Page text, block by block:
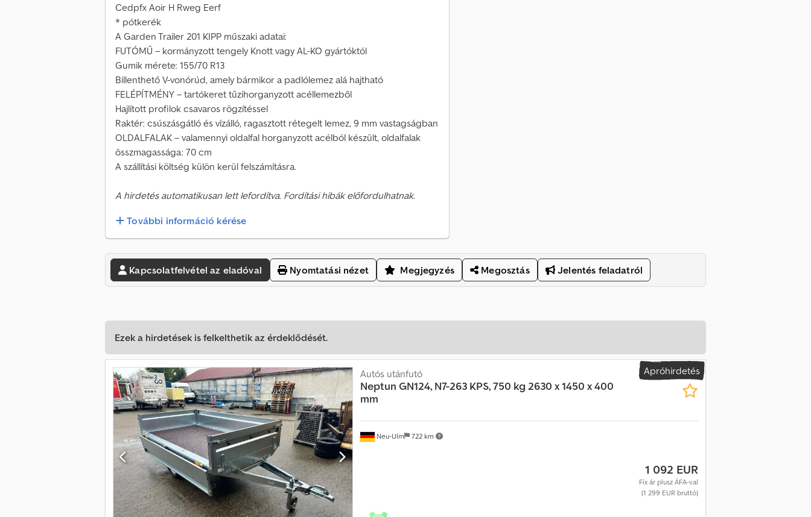
Cedpfx Aoir H Rweg Eerf
* pótkerék
A Garden Trailer 201 KIPP műszaki adatai:
FUTÓMŰ – kormányzott tengely Knott vagy AL-KO gyártóktól
Gumik mérete: 155/70 R13
Billenthető V-vonórúd, amely bármikor a padlólemez alá hajtható
FELÉPÍTMÉNY – tartókeret tűzihorganyzott acéllemezből
Hajlított profilok csavaros rögzítéssel
Raktér: csúszásgátló és vízálló, ragasztott rétegelt lemez, 9 mm vastagságban
OLDALFALAK – valamennyi oldalfal horganyzott acélból készült, oldalfalak
összmagassága: 70 cm
A szállítási költség külön kerül felszámításra.
A hirdetés automatikusan lett lefordítva. Fordítási hibák előfordulhatnak.
További információ kérése
Kapcsolatfelvétel az eladóval Nyomtatási nézet Megjegyzés Megosztás Jelentés feladatról
Ezek a hirdetések is felkelthetik az érdeklődését.
Apróhirdetés
Neu-Ulm 722 km
Autós utánfutó
Neptun GN124, N7-263 KPS, 750 kg 2630 x 1450 x 400
mm
1 092 EUR
Fix ár plusz ÁFA-val
(1 299 EUR bruttó)